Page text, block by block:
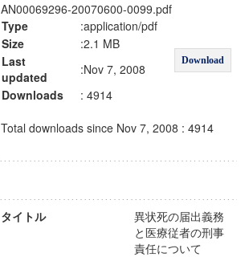
AN00069296-20070600-0099.pdf
Type
:application/pdf
Download
Size
:2.1 MB
Last
updated
:Nov 7, 2008
Downloads
: 4914
Total downloads since Nov 7, 2008 : 4914
タイトル
異状死の届出義務
と医療従者の刑事
責任について